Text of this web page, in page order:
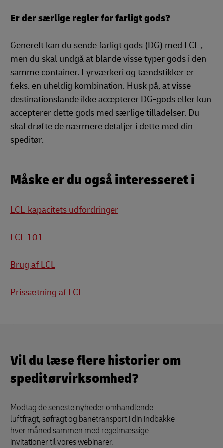
Er der særlige regler for farligt gods?
Generelt kan du sende farligt gods (DG) med LCL ,
men du skal undgå at blande visse typer gods i den
samme container. Fyrværkeri og tændstikker er
f.eks. en uheldig kombination. Husk på, at visse
destinationslande ikke accepterer DG-gods eller kun
accepterer dette gods med særlige tilladelser. Du
skal drøfte de nærmere detaljer i dette med din
speditør.
Måske er du også interesseret i
LCL-kapacitets udfordringer
LCL 101
Brug af LCL
Prissætning af LCL
Vil du læse flere historier om
speditørvirksomhed?
Modtag de seneste nyheder omhandlende
luftfragt, søfragt og banetransport i din indbakke
hver måned sammen med regelmæssige
invitationer til vores webinarer.